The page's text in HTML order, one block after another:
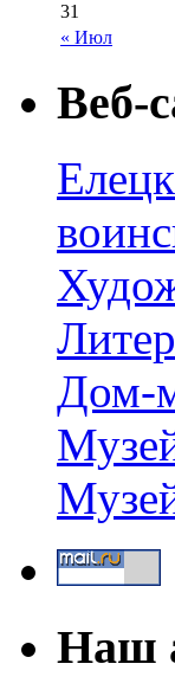
« Июл
31
Веб-
Дом-
Наш